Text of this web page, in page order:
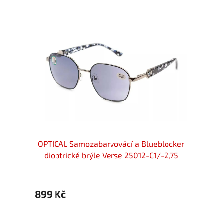
OPTICAL Samozabarvovácí a Blueblocker
dioptrické brýle Verse 25012-C1/-2,75
899 Kč